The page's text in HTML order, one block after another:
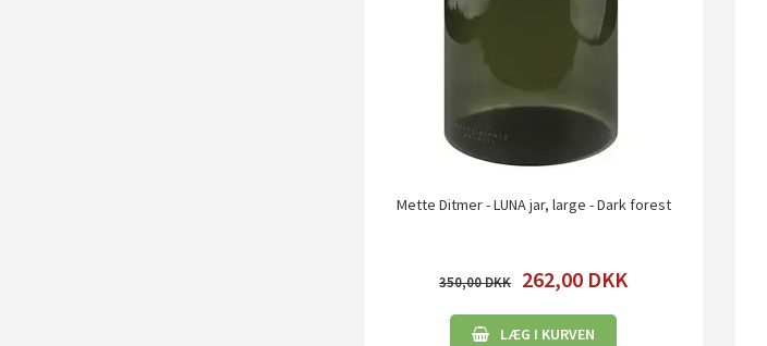
Mette Ditmer - LUNA jar, large - Dark forest
350,00 262,00 DKK
LÆG I KURVEN